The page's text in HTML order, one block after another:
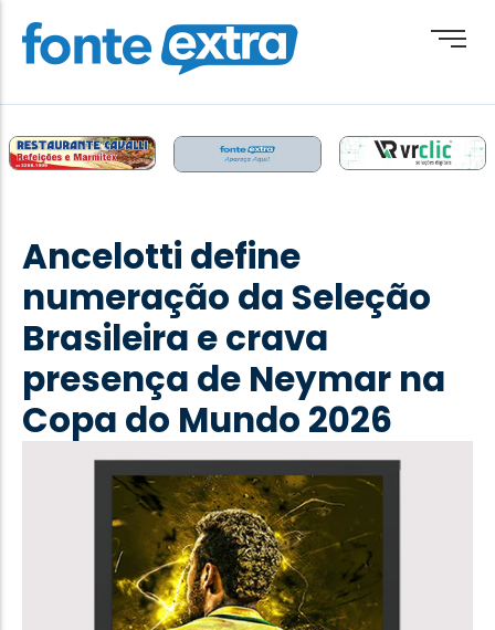
Destaque
Esporte
Geral
Obituário
Paraguai
Santa Helena e Região
Saúde e Bem-Estar
Ancelotti define
numeração da Seleção
Brasileira e crava
presença de Neymar na
Copa do Mundo 2026